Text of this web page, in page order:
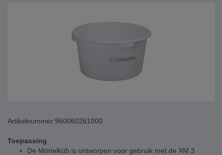
Artikelnummer:950060261000
Toepassing
De Mörtelküb is ontworpen voor gebruik met de XM 3